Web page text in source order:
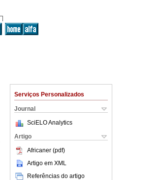
Serviços Personalizados
Journal
SciELO Analytics
Artigo
Africaner (pdf)
Artigo em XML
Referências do artigo